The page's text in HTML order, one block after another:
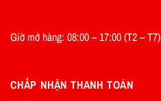
Giờ mở hàng: 08:00 – 17:00 (T2 – T7)
CHẤP NHẬN THANH TOÁN